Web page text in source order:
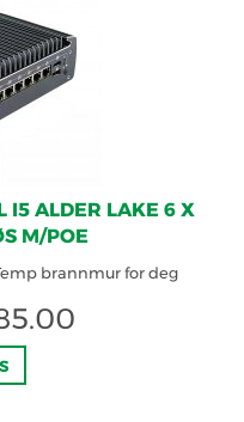
I5 ALDER LAKE 6 X
M/POE
brannmur for deg